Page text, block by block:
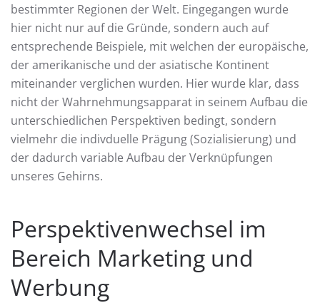
bestimmter Regionen der Welt. Eingegangen wurde
hier nicht nur auf die Gründe, sondern auch auf
entsprechende Beispiele, mit welchen der europäische,
der amerikanische und der asiatische Kontinent
miteinander verglichen wurden. Hier wurde klar, dass
nicht der Wahrnehmungsapparat in seinem Aufbau die
unterschiedlichen Perspektiven bedingt, sondern
vielmehr die indivduelle Prägung (Sozialisierung) und
der dadurch variable Aufbau der Verknüpfungen
unseres Gehirns.
Perspektivenwechsel im
Bereich Marketing und
Werbung